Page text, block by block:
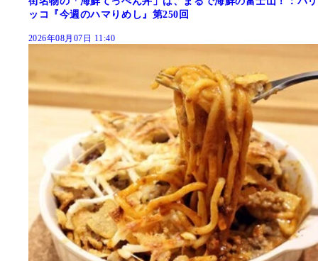
ッコ『今週のハマりめし』第250回
2026年08月07日 11:40